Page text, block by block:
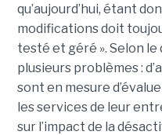
qu’aujourd’hui, étant
modifications doit
testé et géré ». Selon
plusieurs problèmes :
sont en mesure
les services de leur
sur l’impact de la